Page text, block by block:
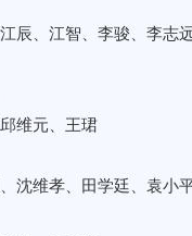
辰、江智、李骏、李志
维元、王珺
沈维孝、田学廷、袁小